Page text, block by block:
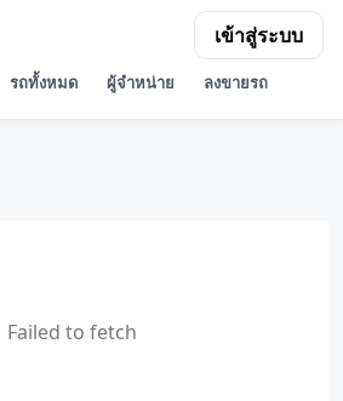
รถทั้งหมด ผู้จำหน่าย ลงขายรถ
เข้าสู่ระบบ
Failed to fetch